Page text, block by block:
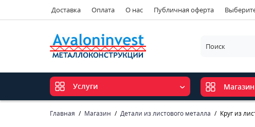
Доставка Оплата О нас Публичная оферта
Услуги Магазин
Главная Магазин Детали из листового металла Круг из